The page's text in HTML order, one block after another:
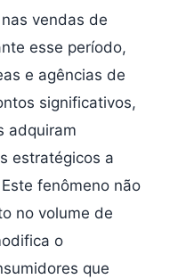
vendas de
esse período,
e agências de
significativos,
adquiram
estratégicos a
fenômeno não
no volume de
o
que